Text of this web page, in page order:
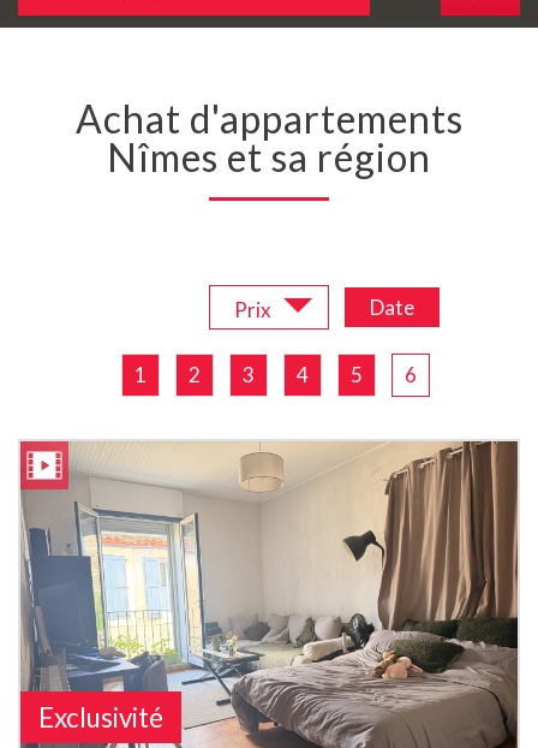
Achat d'appartements
Nîmes et sa région
Prix Date
1 2 3 4 5 6
Exclusivité